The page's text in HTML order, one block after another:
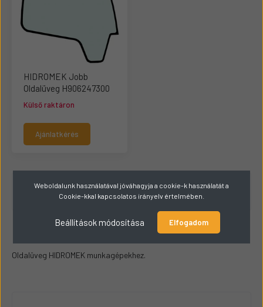
HIDROMEK Jobb
Oldalüveg H906247300
Külső raktáron
Ajánlatkérés
1 - 3 / 3 termék
Oldalüveg HIDROMEK munkagépekhez.
Weboldalunk használatával jóváhagyja a cookie-k használatát a
Cookie-kkal kapcsolatos irányelv értelmében.
Beállítások módosítása Elfogadom